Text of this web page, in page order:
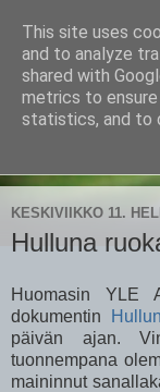
kammen- ja
KESKIVIIKKO 11.
Hulluna
Huomasin YLE
dokumentin
päivän ajan.
tuonnempana
maininnut
This site uses
and to analyze
shared with
metrics to
statistics, and to